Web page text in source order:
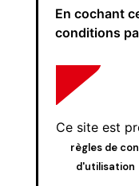
En cochant
conditions
Ce site est
règles de
d'utilisation